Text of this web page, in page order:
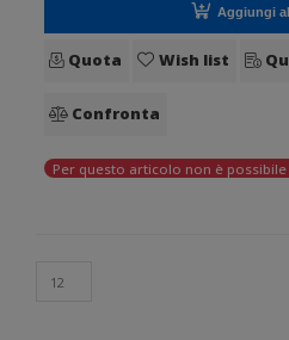
Aggiungi
Quota Wish list
Confronta
Per questo articolo non è